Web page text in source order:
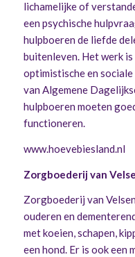
lichamelijke of
een psychische
hulpboeren de liefde
buitenleven. Het werk
optimistische en
van Algemene
hulpboeren moeten
functioneren.
www.hoevebiesland.nl
Zorgboederij van
Zorgboederij van
ouderen en
met koeien, schapen,
een hond. Er is ook een